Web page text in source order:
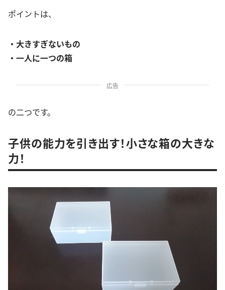
ポイントは、
・大きすぎないもの
・一人に一つの箱
広告
の二つです。
子供の能力を引き出す！小さな箱の大きな
力！